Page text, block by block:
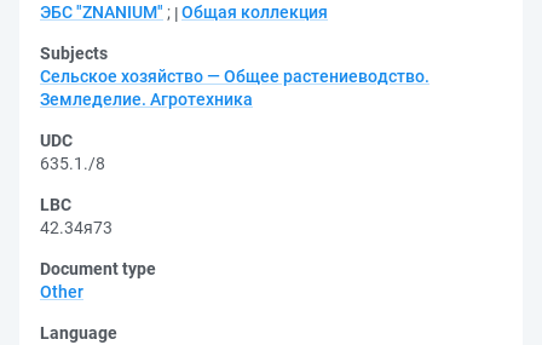
ЭБС "ZNANIUM" ; Общая коллекция
Subjects
Сельское хозяйство — Общее растениеводство.
Земледелие. Агротехника
UDC
635.1./8
LBC
42.34я73
Document type
Other
Language